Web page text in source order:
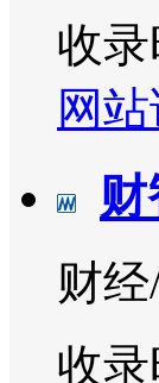
收录
网
财
收录